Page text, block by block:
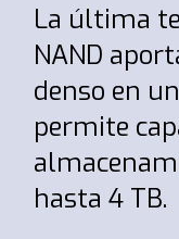
La última
NAND
denso en
permite
hasta 4 TB.